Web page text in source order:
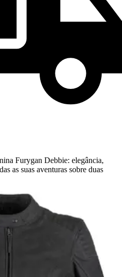
Furygan Debbie: elegância,
as suas aventuras sobre duas